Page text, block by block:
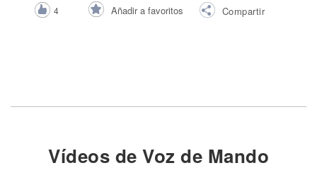
4 Añadir a favoritos Compartir
Vídeos de Voz de Mando